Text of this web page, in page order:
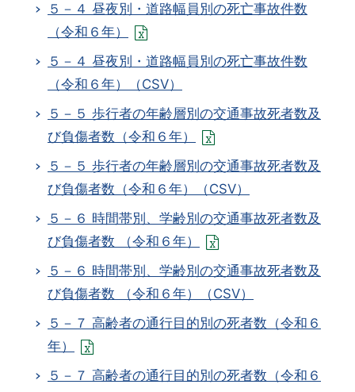
５－４ 昼夜別・道路幅員別の死亡事故件数
（令和６年）
５－４ 昼夜別・道路幅員別の死亡事故件数
（令和６年）（CSV）
５－５ 歩行者の年齢層別の交通事故死者数及
び負傷者数（令和６年）
５－５ 歩行者の年齢層別の交通事故死者数及
び負傷者数（令和６年）（CSV）
５－６ 時間帯別、学齢別の交通事故死者数及
び負傷者数 （令和６年）
５－６ 時間帯別、学齢別の交通事故死者数及
び負傷者数 （令和６年）（CSV）
５－７ 高齢者の通行目的別の死者数（令和６
年）
５－７ 高齢者の通行目的別の死者数（令和６